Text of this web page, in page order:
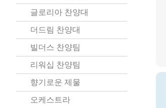
글로리아 찬양대
더드림 찬양대
빌더스 찬양팀
리워십 찬양팀
향기로운 제물
오케스트라